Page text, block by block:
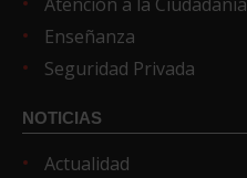
Enseñanza
Seguridad Privada
NOTICIAS
Actualidad